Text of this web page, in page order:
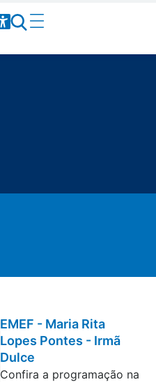
EMEF - Maria Rita
Lopes Pontes - Irmã
Dulce
Confira a programação na